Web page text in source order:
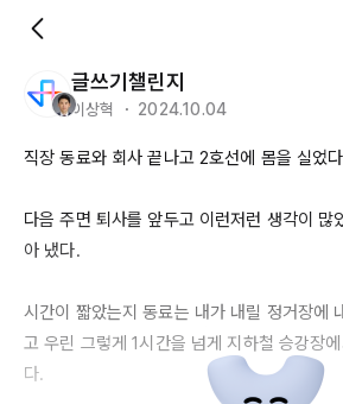
글쓰기챌린지
이상혁 ・ 2024.10.04
직장 동료와 회사 끝나고 2호선에 몸을 실었
다음 주면 퇴사를 앞두고 이런저런 생각이 많
아 냈다.
시간이 짧았는지 동료는 내가 내릴 정거장에
고 우린 그렇게 1시간을 넘게 지하철 승강장
다.